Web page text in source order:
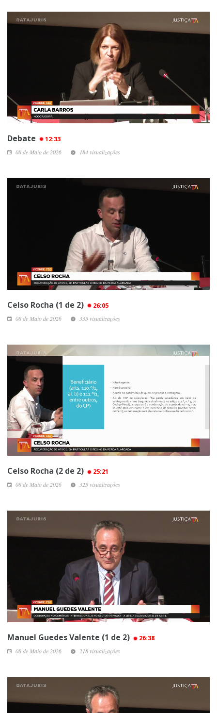
Debate 12:33
08 de Maio de 2026 184 visualizações
Celso Rocha (1 de 2) 26:05
08 de Maio de 2026 335 visualizações
Celso Rocha (2 de 2) 25:21
08 de Maio de 2026 325 visualizações
Manuel Guedes Valente (1 de 2) 26:38
08 de Maio de 2026 218 visualizações